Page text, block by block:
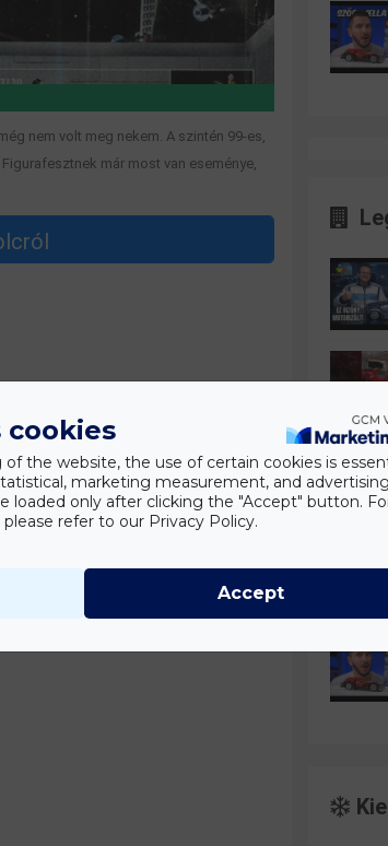
nem volt meg nekem. A szintén 99-es,
már most van eseménye,
cookies
the website, the use of certain cookies is
marketing measurement, and advertising
loaded only after clicking the "Accept" button.
refer to our Privacy Policy.
Accept